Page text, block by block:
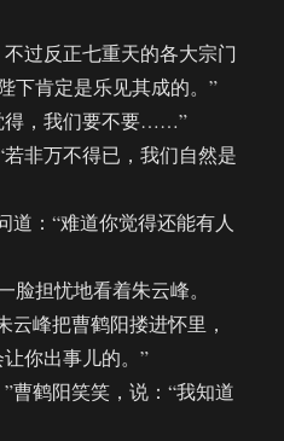
过反正七重天的各大宗门
下肯定是乐见其成的。”
，我们要不要……”
非万不得已，我们自然是
：“难道你觉得还能有人
担忧地看着朱云峰。
峰把曹鹤阳搂进怀里，
你出事儿的。”
鹤阳笑笑，说：“我知道